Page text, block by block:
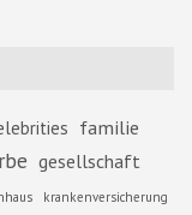
familie
gesellschaft
krankenversicherung